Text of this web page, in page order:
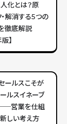
化とは？原
・解消する5つの
徹底解説
】
ールスこそが
ルスイネーブ
営業を仕組
しい考え方